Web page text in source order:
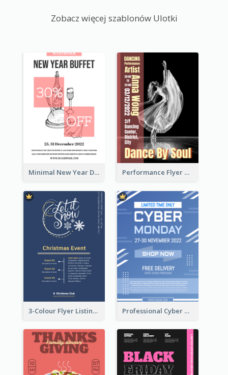
Zobacz więcej szablonów Ulotki
Minimal New Year Dinning Promotion Design Idea Performance Flyer With Monochrome Photo
3-Colour Flyer Listing Christmas Activities Professional Cyber Monday Free Delivery Promotion Flyer Design